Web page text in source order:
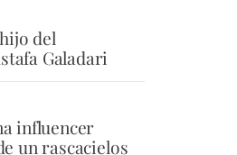
del
Galadari
influencer
un rascacielos